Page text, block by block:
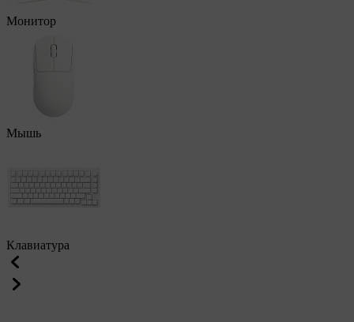
Монитор
Мышь
Клавиатура